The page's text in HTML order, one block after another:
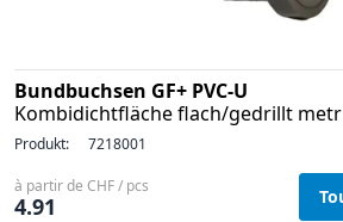
Bundbuchsen GF+ PVC-U
Kombidichtfläche flach/gedrillt
Produkt: 7218001
à partir de CHF / pcs
4.91